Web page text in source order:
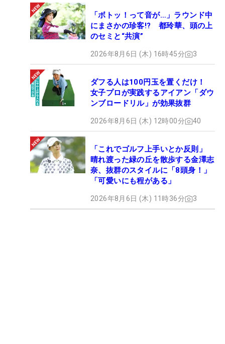
「ボトッ！って音が…」ラウンド中
にまさかの珍客!? 都玲華、頭の上
のセミと“共演”
2026年8月6日 (木) 16時45分 3
ダフる人は100円玉を置くだけ！
女子プロが実践するアイアン「ダウ
ンブロードリル」が効果抜群
2026年8月6日 (木) 12時00分 40
「これでゴルフ上手いとか反則」
晴れ渡った緑の丘を散歩する金澤志
奈、抜群のスタイルに「8頭身！」
「可愛いにも程がある」
2026年8月6日 (木) 11時36分 3